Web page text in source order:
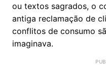
ou textos sagrados, o
antiga reclamação de
conflitos de consumo
imaginava.